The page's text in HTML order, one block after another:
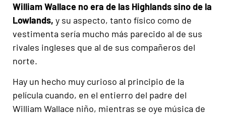
William Wallace no era de las Highlands sino de la
Lowlands, y su aspecto, tanto físico como de
vestimenta sería mucho más parecido al de sus
rivales ingleses que al de sus compañeros del
norte.
Hay un hecho muy curioso al principio de la
película cuando, en el entierro del padre del
William Wallace niño, mientras se oye música de